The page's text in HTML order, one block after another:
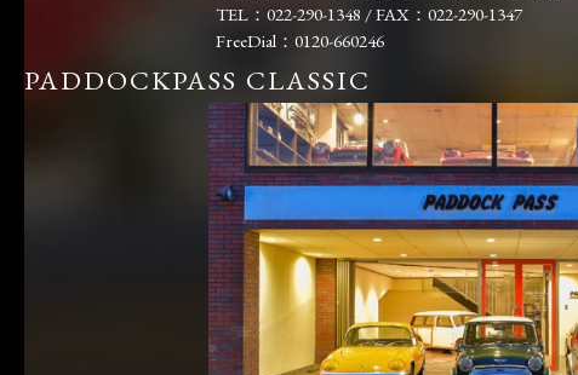
TEL：022-290-1348 / FAX：022-290-1347
FreeDial：0120-660246
PADDOCKPASS CLASSIC